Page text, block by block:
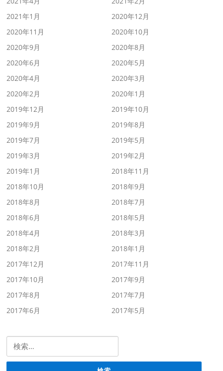
2021年1月
2020年12月
2020年11月
2020年10月
2020年9月
2020年8月
2020年6月
2020年5月
2020年4月
2020年3月
2020年2月
2020年1月
2019年12月
2019年10月
2019年9月
2019年8月
2019年7月
2019年5月
2019年3月
2019年2月
2019年1月
2018年11月
2018年10月
2018年9月
2018年8月
2018年7月
2018年6月
2018年5月
2018年4月
2018年3月
2018年2月
2018年1月
2017年12月
2017年11月
2017年10月
2017年9月
2017年8月
2017年7月
2017年6月
2017年5月
検索: